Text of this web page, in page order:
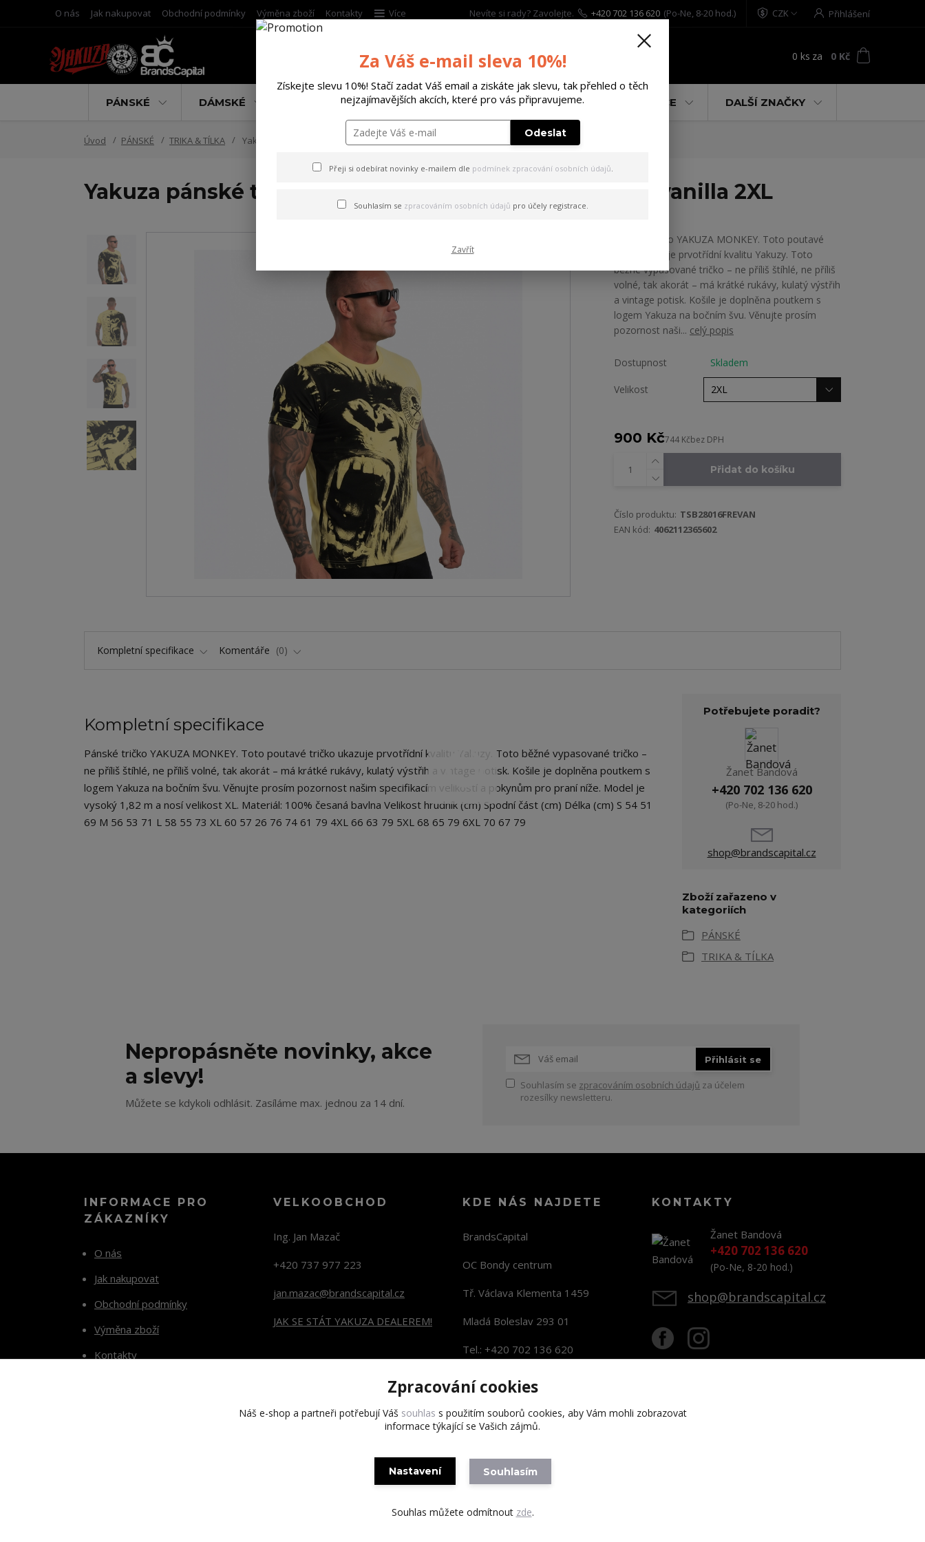
O nás Jak nakupovat Obchodní podmínky Výměna zboží Kontakty Více CZK Přihlášení
Nevíte si rady? Zavolejte. +420 702 136 620 (Po-Ne, 8-20 hod.)
0 ks za 0 Kč
PÁNSKÉ DÁMSKÉ DOPLŇKY DÁRKOVÉ POUKAZY % AKCE DALŠÍ ZNAČKY
Úvod PÁNSKÉ TRIKA & TÍLKA Yakuza pánské tričko Monkey Regular T-Shirt french/vanilla 2XL
Yakuza pánské tričko Monkey Regular T-Shirt french/vanilla 2XL
Pánské tričko YAKUZA MONKEY. Toto poutavé
tričko ukazuje prvotřídní kvalitu Yakuzy. Toto
běžné vypasované tričko – ne příliš štíhlé, ne příliš
volné, tak akorát – má krátké rukávy, kulatý výstřih
a vintage potisk. Košile je doplněna poutkem s
logem Yakuza na bočním švu. Věnujte prosím
pozornost naši... celý popis
Dostupnost Skladem
Velikost
900 Kč744 Kčbez DPH
Přidat do košíku
Číslo produktu: TSB28016FREVAN
EAN kód: 4062112365602
Kompletní specifikace Komentáře 0
Kompletní specifikace
Pánské tričko YAKUZA MONKEY. Toto poutavé tričko ukazuje prvotřídní kvalitu Yakuzy. Toto běžné vypasované tričko –
ne příliš štíhlé, ne příliš volné, tak akorát – má krátké rukávy, kulatý výstřih a vintage potisk. Košile je doplněna poutkem s
logem Yakuza na bočním švu. Věnujte prosím pozornost našim specifikacím velikostí a pokynům pro praní níže. Model je
vysoký 1,82 m a nosí velikost XL. Materiál: 100% česaná bavlna Velikost hrudník (cm) Spodní část (cm) Délka (cm) S 54 51
69 M 56 53 71 L 58 55 73 XL 60 57 26 76 74 61 79 4XL 66 63 79 5XL 68 65 79 6XL 70 67 79
Potřebujete poradit?
Žanet Bandová
+420 702 136 620
(Po-Ne, 8-20 hod.)
shop@brandscapital.cz
Zboží zařazeno v
kategoriích
PÁNSKÉ
TRIKA & TÍLKA
Nepropásněte novinky, akce
a slevy!
Můžete se kdykoli odhlásit. Zasíláme max. jednou za 14 dní.
Přihlásit se
Souhlasím se zpracováním osobních údajů za účelem
rozesílky newsletteru.
INFORMACE PRO
ZÁKAZNÍKY
O nás
Jak nakupovat
Obchodní podmínky
Výměna zboží
Kontakty
VELKOOBCHOD
Ing. Jan Mazač
+420 737 977 223
jan.mazac@brandscapital.cz
JAK SE STÁT YAKUZA DEALEREM!
KDE NÁS NAJDETE
BrandsCapital
OC Bondy centrum
Tř. Václava Klementa 1459
Mladá Boleslav 293 01
Tel.: +420 702 136 620
KONTAKTY NA PRODEJNY
KONTAKTY
Žanet Bandová
+420 702 136 620
(Po-Ne, 8-20 hod.)
shop@brandscapital.cz
Copyright 2020 BrandsCapital s.r.o.
Za Váš e-mail sleva 10%!
Získejte slevu 10%! Stačí zadat Váš email a ziskáte jak slevu, tak přehled o těch
nejzajímavějších akcích, které pro vás připravujeme.
Odeslat
Přeji si odebírat novinky e-mailem dle podmínek zpracování osobních údajů.
Souhlasím se zpracováním osobních údajů pro účely registrace.
Zavřít
Zpracování cookies
Náš e-shop a partneři potřebují Váš souhlas s použitím souborů cookies, aby Vám mohli zobrazovat
informace týkající se Vašich zájmů.
Nastavení Souhlasím
Souhlas můžete odmítnout zde.